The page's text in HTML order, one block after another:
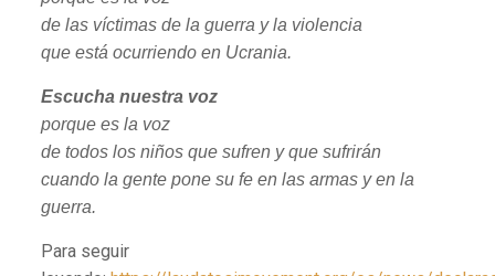
de las víctimas de la guerra y la violencia
que está ocurriendo en Ucrania.
Escucha nuestra voz
porque es la voz
de todos los niños que sufren y que sufrirán
cuando la gente pone su fe en las armas y en la
guerra.
Para seguir